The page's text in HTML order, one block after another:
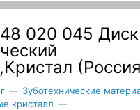
020 045 Диск
— Зуботехнические
кристалл —